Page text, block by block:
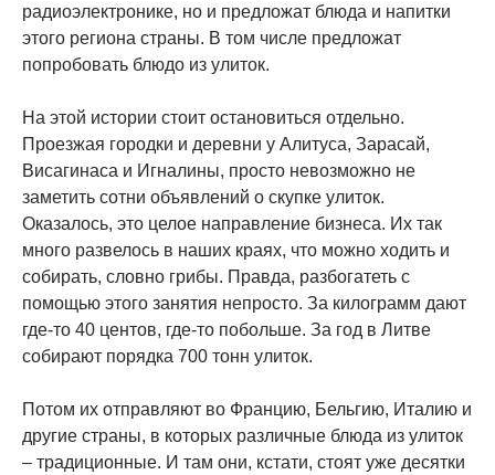
радиоэлектронике, но и предложат блюда и напитки
этого региона страны. В том числе предложат
попробовать блюдо из улиток.
На этой истории стоит остановиться отдельно.
Проезжая городки и деревни у Алитуса, Зарасай,
Висагинаса и Игналины, просто невозможно не
заметить сотни объявлений о скупке улиток.
Оказалось, это целое направление бизнеса. Их так
много развелось в наших краях, что можно ходить и
собирать, словно грибы. Правда, разбогатеть с
помощью этого занятия непросто. За килограмм дают
где-то 40 центов, где-то побольше. За год в Литве
собирают порядка 700 тонн улиток.
Потом их отправляют во Францию, Бельгию, Италию и
другие страны, в которых различные блюда из улиток
– традиционные. И там они, кстати, стоят уже десятки